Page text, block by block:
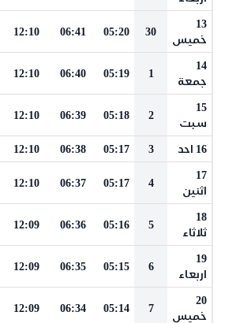
13
خميس
30
05:20
06:41
12:10
14
جمعة
1
05:19
06:40
12:10
15
سبت
2
05:18
06:39
12:10
16 احد 3
05:17
06:38
12:10
17
اثنين
4
05:17
06:37
12:10
18
ثلاثاء
5
05:16
06:36
12:09
19
اربعاء
6
05:15
06:35
12:09
20
خميس
7
05:14
06:34
12:09